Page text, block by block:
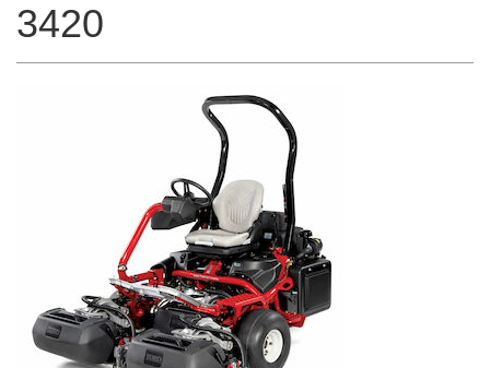
3420